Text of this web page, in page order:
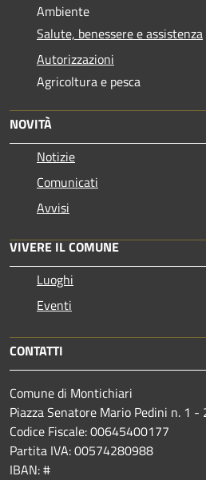
Ambiente
Salute, benessere e assistenza
Autorizzazioni
Agricoltura e pesca
NOVITÀ
Notizie
Comunicati
Avvisi
VIVERE IL COMUNE
Luoghi
Eventi
CONTATTI
Comune di Montichiari
Piazza Senatore Mario Pedini n. 1
Codice Fiscale: 00645400177
Partita IVA: 00574280988
IBAN: #